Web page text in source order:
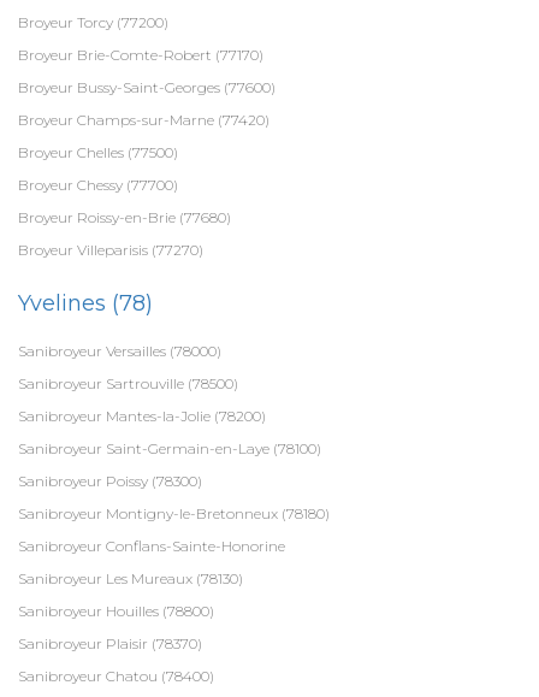
Broyeur Torcy (77200)
Broyeur Brie-Comte-Robert (77170)
Broyeur Bussy-Saint-Georges (77600)
Broyeur Champs-sur-Marne (77420)
Broyeur Chelles (77500)
Broyeur Chessy (77700)
Broyeur Roissy-en-Brie (77680)
Broyeur Villeparisis (77270)
Yvelines (78)
Sanibroyeur Versailles (78000)
Sanibroyeur Sartrouville (78500)
Sanibroyeur Mantes-la-Jolie (78200)
Sanibroyeur Saint-Germain-en-Laye (78100)
Sanibroyeur Poissy (78300)
Sanibroyeur Montigny-le-Bretonneux (78180)
Sanibroyeur Conflans-Sainte-Honorine
Sanibroyeur Les Mureaux (78130)
Sanibroyeur Houilles (78800)
Sanibroyeur Plaisir (78370)
Sanibroyeur Chatou (78400)